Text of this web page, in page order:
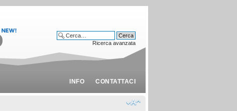
INFO CONTATTACI
Ricerca avanzata